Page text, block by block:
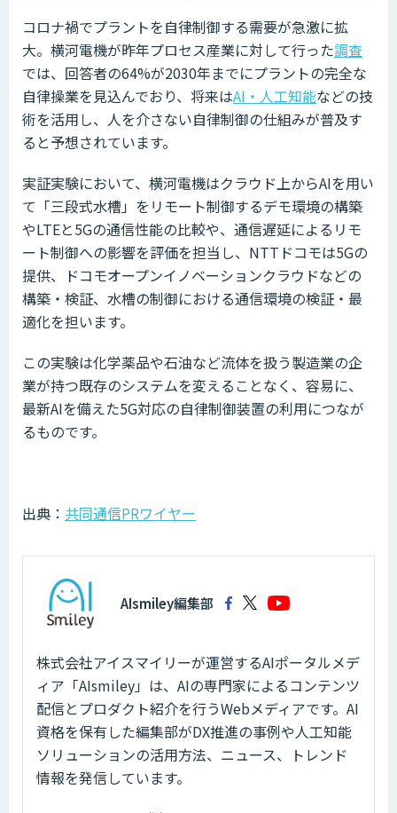
コロナ禍でプラントを自律制御する需要が急激に拡
大。横河電機が昨年プロセス産業に対して行った調査
では、回答者の64%が2030年までにプラントの完全な
自律操業を見込んでおり、将来はAI・人工知能などの技
術を活用し、人を介さない自律制御の仕組みが普及す
ると予想されています。
実証実験において、横河電機はクラウド上からAIを用い
て「三段式水槽」をリモート制御するデモ環境の構築
やLTEと5Gの通信性能の比較や、通信遅延によるリモ
ート制御への影響を評価を担当し、NTTドコモは5Gの
提供、ドコモオープンイノベーションクラウドなどの
構築・検証、水槽の制御における通信環境の検証・最
適化を担います。
この実験は化学薬品や石油など流体を扱う製造業の企
業が持つ既存のシステムを変えることなく、容易に、
最新AIを備えた5G対応の自律制御装置の利用につなが
るものです。
出典： 共同通信PRワイヤー
AIsmiley編集部
株式会社アイスマイリーが運営するAIポータルメデ
ィア「AIsmiley」は、AIの専門家によるコンテンツ
配信とプロダクト紹介を行うWebメディアです。AI
資格を保有した編集部がDX推進の事例や人工知能
ソリューションの活用方法、ニュース、トレンド
情報を発信しています。